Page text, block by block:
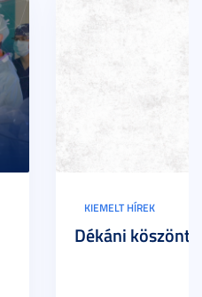
KIEMELT HÍREK
Dékáni köszöntő